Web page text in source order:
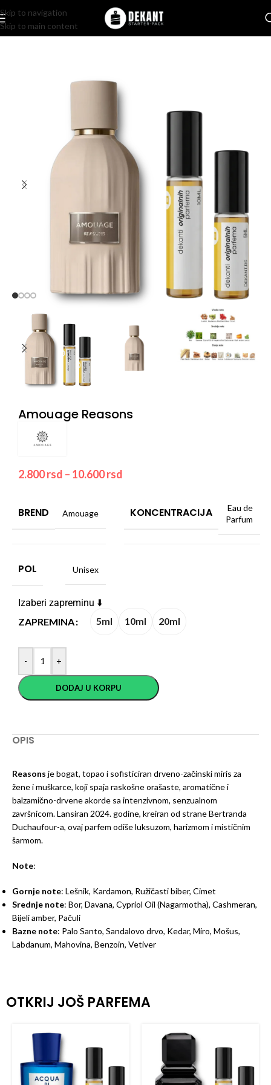
Skip to navigation
Skip to main content
Home/Pakovanje/ Komercijalno
Amouage Reasons
2.800rsd – 10.600rsd
BREND Amouage KONCENTRACIJA
Eau de
Parfum
POL Unisex
Izaberi zapreminu ⬇️
ZAPREMINA
5ml 10ml 20ml
- +
DODAJ U KORPU
OPIS
Reasons je bogat, topao i sofisticiran drveno-začinski miris za
žene i muškarce, koji spaja raskošne orašaste, aromatične i
balzamično-drvene akorde sa intenzivnom, senzualnom
završnicom. Lansiran 2024. godine, kreiran od strane Bertranda
Duchaufour-a, ovaj parfem odiše luksuzom, harizmom i mističnim
šarmom.
Note:
Gornje note: Lešnik, Kardamon, Ružičasti biber, Cimet
Srednje note: Bor, Davana, Cypriol Oil (Nagarmotha), Cashmeran,
Bijeli amber, Pačuli
Bazne note: Palo Santo, Sandalovo drvo, Kedar, Miro, Mošus,
Labdanum, Mahovina, Benzoin, Vetiver
OTKRIJ JOŠ PARFEMA